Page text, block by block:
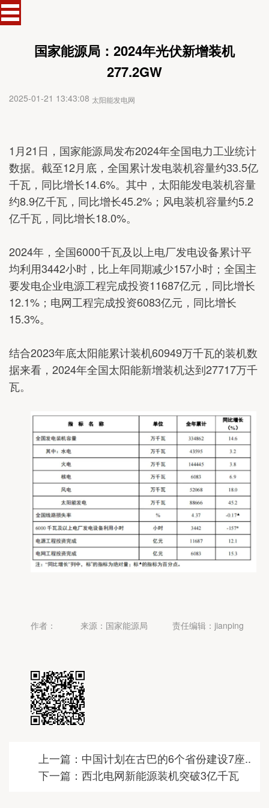
国家能源局：2024年光伏新增装机
277.2GW
2025-01-21 13:43:08 太阳能发电网
1月21日，国家能源局发布2024年全国电力工业统计
数据。截至12月底，全国累计发电装机容量约33.5亿
千瓦，同比增长14.6%。其中，太阳能发电装机容量
约8.9亿千瓦，同比增长45.2%；风电装机容量约5.2
亿千瓦，同比增长18.0%。
2024年，全国6000千瓦及以上电厂发电设备累计平
均利用3442小时，比上年同期减少157小时；全国主
要发电企业电源工程完成投资11687亿元，同比增长
12.1%；电网工程完成投资6083亿元，同比增长
15.3%。
结合2023年底太阳能累计装机60949万千瓦的装机数
据来看，2024年全国太阳能新增装机达到27717万千
瓦。
作者： 来源：国家能源局 责任编辑：jianping
上一篇：中国计划在古巴的6个省份建设7座..
下一篇：西北电网新能源装机突破3亿千瓦